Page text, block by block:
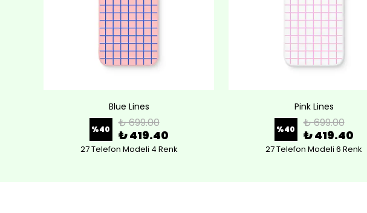
Blue Lines
%40 ₺ 699.00
₺ 419.40
27 Telefon Modeli 4 Renk
Pink Lines
%40 ₺ 699.00
₺ 419.40
27 Telefon Modeli 6 Renk